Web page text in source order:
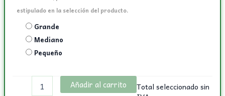
estipulado en la selección del producto.
Grande
Mediano
Pequeño
Añadir al carrito
Total seleccionado sin